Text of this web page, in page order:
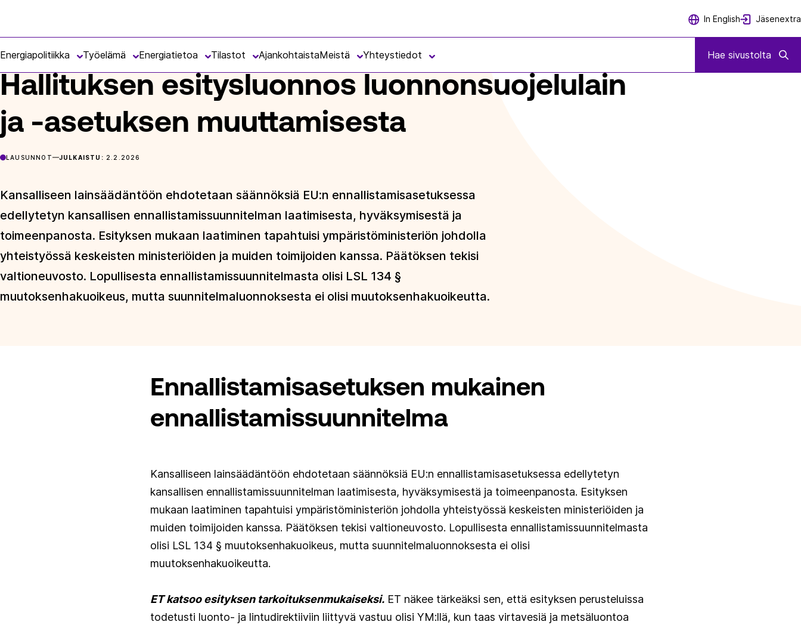
In English Jäsenextra
Energiapolitiikka Työelämä Energiatietoa Tilastot AjankohtaistaMeistä Yhteystiedot Hae sivustolta
Hallituksen esitysluonnos luonnonsuojelulain
ja -asetuksen muuttamisesta
LAUSUNNOT JULKAISTU: 2.2.2026
Kansalliseen lainsäädäntöön ehdotetaan säännöksiä EU:n ennallistamisasetuksessa
edellytetyn kansallisen ennallistamissuunnitelman laatimisesta, hyväksymisestä ja
toimeenpanosta. Esityksen mukaan laatiminen tapahtuisi ympäristöministeriön johdolla
yhteistyössä keskeisten ministeriöiden ja muiden toimijoiden kanssa. Päätöksen tekisi
valtioneuvosto. Lopullisesta ennallistamissuunnitelmasta olisi LSL 134 §
muutoksenhakuoikeus, mutta suunnitelmaluonnoksesta ei olisi muutoksenhakuoikeutta.
Ennallistamisasetuksen mukainen
ennallistamissuunnitelma
Kansalliseen lainsäädäntöön ehdotetaan säännöksiä EU:n ennallistamisasetuksessa edellytetyn
kansallisen ennallistamissuunnitelman laatimisesta, hyväksymisestä ja toimeenpanosta. Esityksen
mukaan laatiminen tapahtuisi ympäristöministeriön johdolla yhteistyössä keskeisten ministeriöiden ja
muiden toimijoiden kanssa. Päätöksen tekisi valtioneuvosto. Lopullisesta ennallistamissuunnitelmasta
olisi LSL 134 § muutoksenhakuoikeus, mutta suunnitelmaluonnoksesta ei olisi
muutoksenhakuoikeutta.
ET katsoo esityksen tarkoituksenmukaiseksi.ET näkee tärkeäksi sen, että esityksen perusteluissa
todetusti luonto- ja lintudirektiiviin liittyvä vastuu olisi YM:llä, kun taas virtavesiä ja metsäluontoa